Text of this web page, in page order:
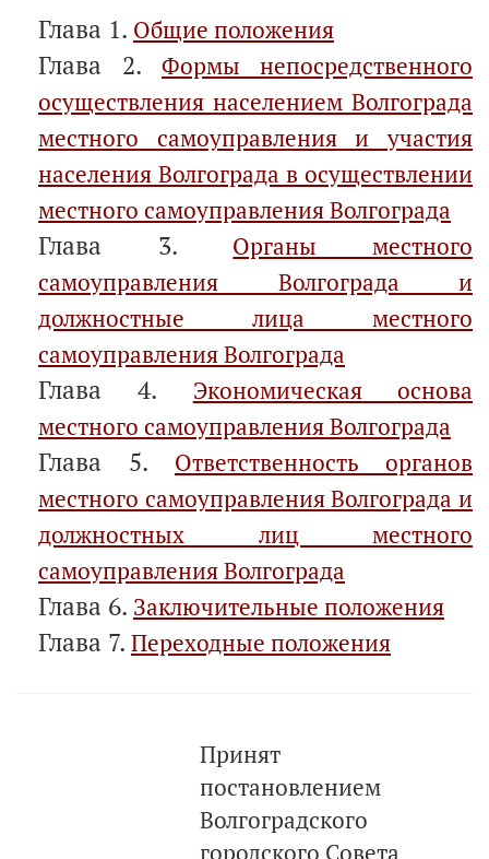
Глава 1. Общие положения
Глава 2. Формы непосредственного
осуществления населением Волгограда
местного самоуправления и участия
населения Волгограда в осуществлении
местного самоуправления Волгограда
Глава 3. Органы местного
самоуправления Волгограда и
должностные лица местного
самоуправления Волгограда
Глава 4.
Экономическая основа
местного самоуправления Волгограда
Глава 5. Ответственность органов
местного самоуправления Волгограда и
должностных лиц местного
самоуправления Волгограда
Глава 6. Заключительные положения
Глава 7. Переходные положения
Принят
постановлением
Волгоградского
городского Совета